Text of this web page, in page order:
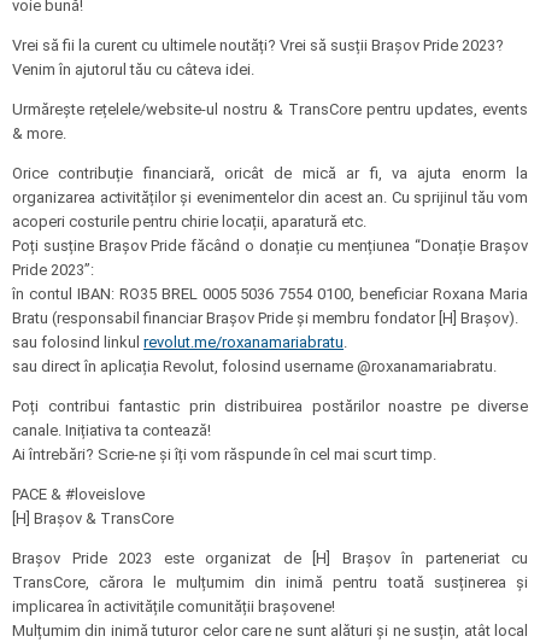
voie bună!
Vrei să fii la curent cu ultimele noutăți? Vrei să susții Brașov Pride 2023?
Venim în ajutorul tău cu câteva idei.
Urmărește rețelele/website-ul nostru & TransCore pentru updates, events
& more.
Orice contribuție financiară, oricât de mică ar fi, va ajuta enorm la
organizarea activităților și evenimentelor din acest an. Cu sprijinul tău vom
acoperi costurile pentru chirie locații, aparatură etc.
Poți susține Brașov Pride făcând o donație cu mențiunea “Donație Brașov
Pride 2023”:
în contul IBAN: RO35 BREL 0005 5036 7554 0100, beneficiar Roxana Maria
Bratu (responsabil financiar Brașov Pride și membru fondator [H] Brașov).
sau folosind linkul revolut.me/roxanamariabratu.
sau direct în aplicația Revolut, folosind username @roxanamariabratu.
Poți contribui fantastic prin distribuirea postărilor noastre pe diverse
canale. Inițiativa ta contează!
Ai întrebări? Scrie-ne și îți vom răspunde în cel mai scurt timp.
PACE & #loveislove
[H] Brașov & TransCore
Brașov Pride 2023 este organizat de [H] Brașov în parteneriat cu
TransCore, cărora le mulțumim din inimă pentru toată susținerea și
implicarea în activitățile comunității brașovene!
Mulțumim din inimă tuturor celor care ne sunt alături și ne susțin, atât local